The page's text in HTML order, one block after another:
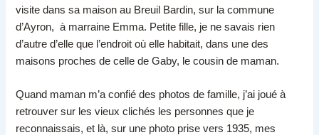
visite dans sa maison au Breuil Bardin, sur la commune
d’Ayron, à marraine Emma. Petite fille, je ne savais rien
d’autre d’elle que l’endroit où elle habitait, dans une des
maisons proches de celle de Gaby, le cousin de maman.
Quand maman m’a confié des photos de famille, j’ai joué à
retrouver sur les vieux clichés les personnes que je
reconnaissais, et là, sur une photo prise vers 1935, mes